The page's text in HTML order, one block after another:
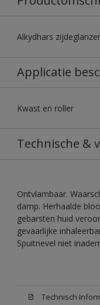
Alkydhars
Applicatie
Kwast en roller
Technische &
Ontvlambaar.
damp. Herhaalde
gebarsten huid
gevaarlijke
Spuitnevel niet
Technisch